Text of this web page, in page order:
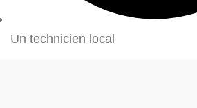
Un technicien local